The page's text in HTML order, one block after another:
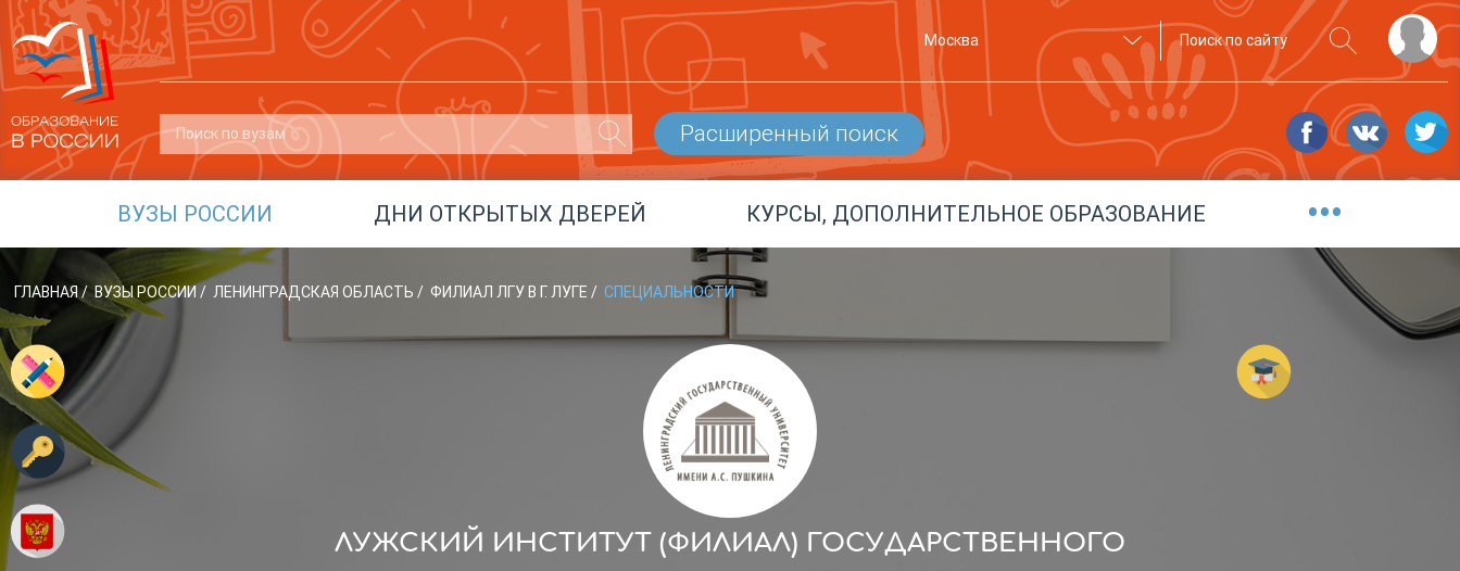
Москва
Расширенный поиск
ВУЗЫ РОССИИ ДНИ ОТКРЫТЫХ ДВЕРЕЙ КУРСЫ, ДОПОЛНИТЕЛЬНОЕ ОБРАЗОВАНИЕ •••
ГЛАВНАЯ/ ВУЗЫ РОССИИ / ЛЕНИНГРАДСКАЯ ОБЛАСТЬ / ФИЛИАЛ ЛГУ В Г. ЛУГЕ / СПЕЦИАЛЬНОСТИ
ЛУЖСКИЙ ИНСТИТУТ (ФИЛИАЛ) ГОСУДАРСТВЕННОГО